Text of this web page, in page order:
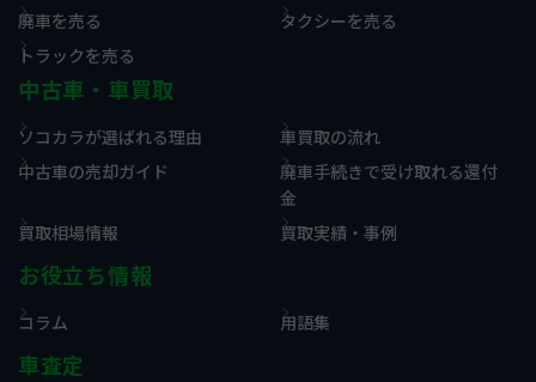
廃車を売る
タクシーを売る
トラックを売る
中古車・車買取
ソコカラが選ばれる理由
車買取の流れ
中古車の売却ガイド
廃車手続きで受け取れる還付
金
買取相場情報
買取実績・事例
お役立ち情報
コラム 用語集
車査定